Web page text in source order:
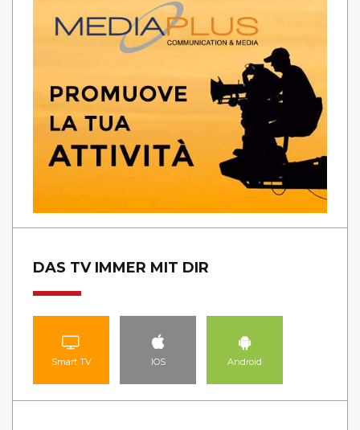
DAS TV IMMER MIT DIR
Smart TV IOS Android